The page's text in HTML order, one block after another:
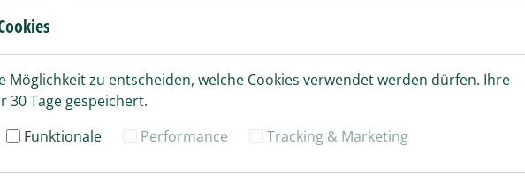
Möglichkeit zu entscheiden, welche Cookies verwendet werden dürfen. Ihre
30 Tage gespeichert.
Funktionale Performance Tracking & Marketing